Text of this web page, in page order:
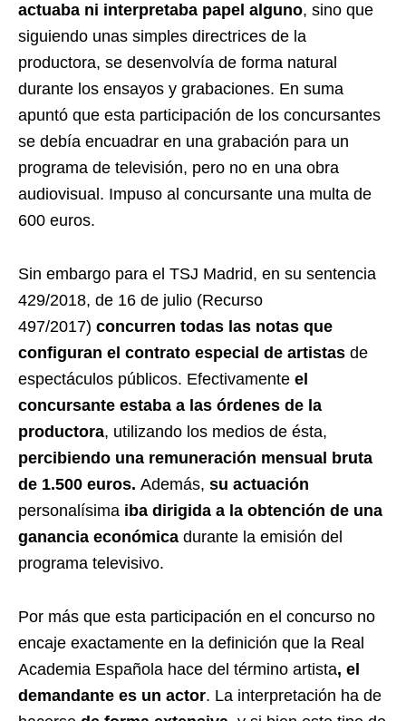
actuaba ni interpretaba papel alguno, sino que
siguiendo unas simples directrices de la
productora, se desenvolvía de forma natural
durante los ensayos y grabaciones. En suma
apuntó que esta participación de los concursantes
se debía encuadrar en una grabación para un
programa de televisión, pero no en una obra
audiovisual. Impuso al concursante una multa de
600 euros.
Sin embargo para el TSJ Madrid, en su sentencia
429/2018, de 16 de julio (Recurso
497/2017) concurren todas las notas que
configuran el contrato especial de artistas de
espectáculos públicos. Efectivamente el
concursante estaba a las órdenes de la
productora, utilizando los medios de ésta,
percibiendo una remuneración mensual bruta
de 1.500 euros. Además, su actuación
personalísima iba dirigida a la obtención de una
ganancia económica durante la emisión del
programa televisivo.
Por más que esta participación en el concurso no
encaje exactamente en la definición que la Real
Academia Española hace del término artista, el
demandante es un actor. La interpretación ha de